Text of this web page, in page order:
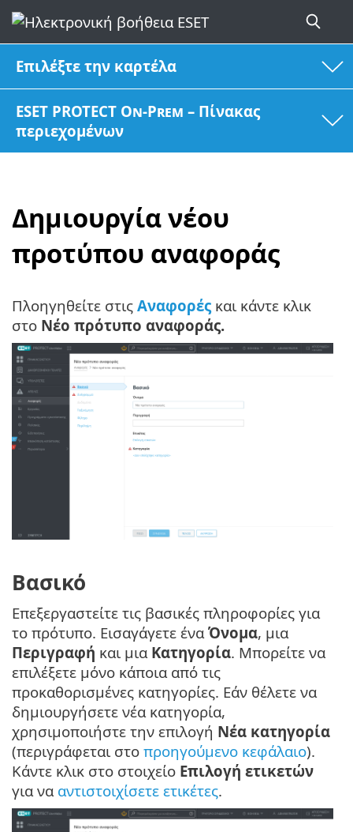
Επιλέξτε την καρτέλα
ESET PROTECT On-Prem – Πίνακας
περιεχομένων
Δημιουργία νέου
προτύπου αναφοράς
Πλοηγηθείτε στις Αναφορές και κάντε κλικ
στο Νέο πρότυπο αναφοράς.
Βασικό
Επεξεργαστείτε τις βασικές πληροφορίες για
το πρότυπο. Εισαγάγετε ένα Όνομα, μια
Περιγραφή και μια Κατηγορία. Μπορείτε να
επιλέξετε μόνο κάποια από τις
προκαθορισμένες κατηγορίες. Εάν θέλετε να
δημιουργήσετε νέα κατηγορία,
χρησιμοποιήστε την επιλογή Νέα κατηγορία
(περιγράφεται στο προηγούμενο κεφάλαιο).
Κάντε κλικ στο στοιχείο Επιλογή ετικετών
για να αντιστοιχίσετε ετικέτες.